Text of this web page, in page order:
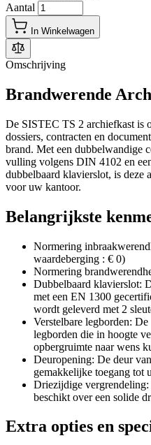
Aantal
In Winkelwagen
Omschrijving
Brandwerende
De SISTEC TS 2 archiefkast is
dossiers, contracten en
brand. Met een dubbelwandige
vulling volgens DIN 4102 en
dubbelbaard klavierslot, is deze
voor uw kantoor.
Belangrijkste
Normering
waardeberging : € 0)
Normering
Dubbelbaard klavierslot:
met een EN 1300
wordt geleverd met 2
Verstelbare legborden:
legborden die in hoogte
opbergruimte naar wens
Deuropening: De deur
gemakkelijke toegang tot
Driezijdige
beschikt over een solide
Extra opties en